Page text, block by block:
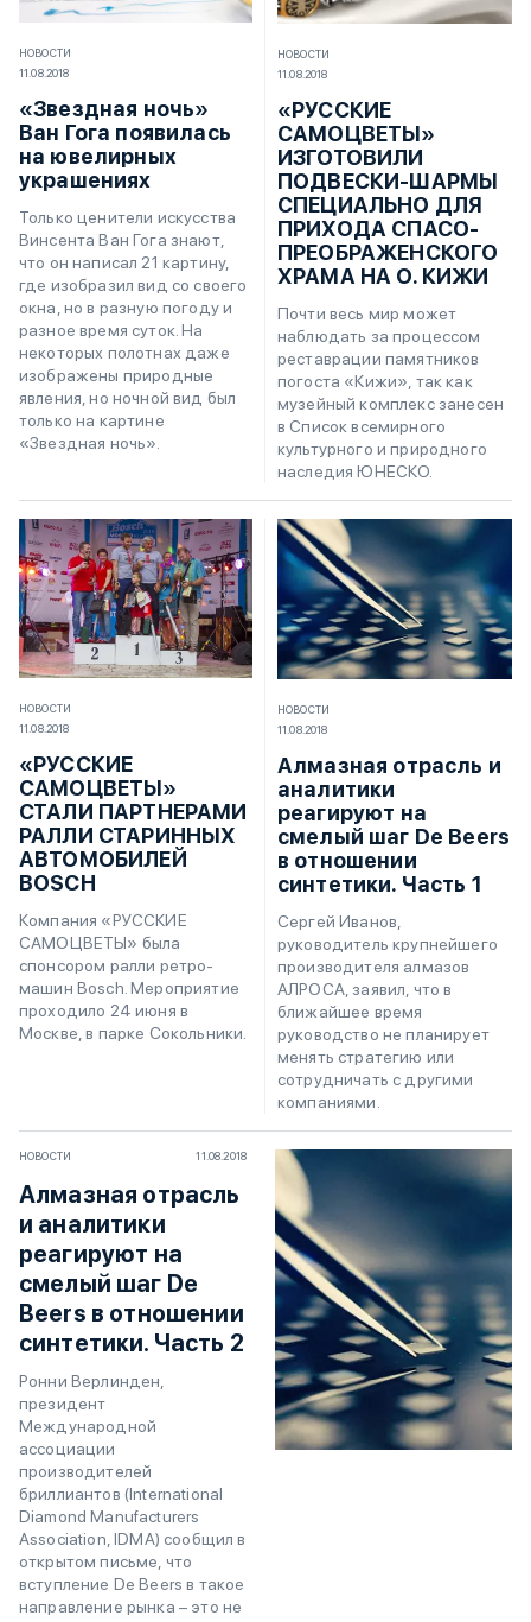
НОВОСТИ
11.08.2018
«Звездная ночь»
Ван Гога появилась
на ювелирных
украшениях
Только ценители искусства
Винсента Ван Гога знают,
что он написал 21 картину,
где изобразил вид со своего
окна, но в разную погоду и
разное время суток. На
некоторых полотнах даже
изображены природные
явления, но ночной вид был
только на картине
«Звездная ночь».
НОВОСТИ
11.08.2018
«РУССКИЕ
САМОЦВЕТЫ»
ИЗГОТОВИЛИ
ПОДВЕСКИ-ШАРМЫ
СПЕЦИАЛЬНО ДЛЯ
ПРИХОДА СПАСО-
ПРЕОБРАЖЕНСКОГО
ХРАМА НА О. КИЖИ
Почти весь мир может
наблюдать за процессом
реставрации памятников
погоста «Кижи», так как
музейный комплекс занесен
в Список всемирного
культурного и природного
наследия ЮНЕСКО.
НОВОСТИ
11.08.2018
«РУССКИЕ
САМОЦВЕТЫ»
СТАЛИ ПАРТНЕРАМИ
РАЛЛИ СТАРИННЫХ
АВТОМОБИЛЕЙ
BOSCH
Компания «РУССКИЕ
САМОЦВЕТЫ» была
спонсором ралли ретро-
машин Bosch. Мероприятие
проходило 24 июня в
Москве, в парке Сокольники.
НОВОСТИ
11.08.2018
Алмазная отрасль и
аналитики
реагируют на
смелый шаг De Beers
в отношении
синтетики. Часть 1
Сергей Иванов,
руководитель крупнейшего
производителя алмазов
АЛРОСА, заявил, что в
ближайшее время
руководство не планирует
менять стратегию или
сотрудничать с другими
компаниями.
НОВОСТИ 11.08.2018
Алмазная отрасль
и аналитики
реагируют на
смелый шаг De
Beers в отношении
синтетики. Часть 2
Ронни Верлинден,
президент
Международной
ассоциации
производителей
бриллиантов (International
Diamond Manufacturers
Association, IDMA) сообщил в
открытом письме, что
вступление De Beers в такое
направление рынка – это не